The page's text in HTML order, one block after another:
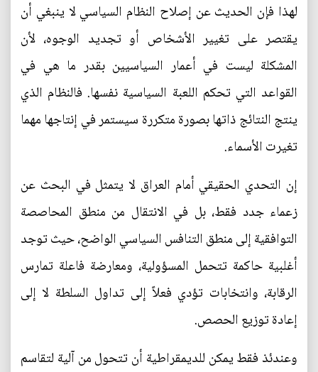
لهذا فإن الحديث عن إصلاح النظام السياسي لا ينبغي أن
يقتصر على تغيير الأشخاص أو تجديد الوجوه، لأن
المشكلة ليست في أعمار السياسيين بقدر ما هي في
القواعد التي تحكم اللعبة السياسية نفسها. فالنظام الذي
ينتج النتائج ذاتها بصورة متكررة سيستمر في إنتاجها مهما
تغيرت الأسماء.
إن التحدي الحقيقي أمام العراق لا يتمثل في البحث عن
زعماء جدد فقط، بل في الانتقال من منطق المحاصصة
التوافقية إلى منطق التنافس السياسي الواضح، حيث توجد
أغلبية حاكمة تتحمل المسؤولية، ومعارضة فاعلة تمارس
الرقابة، وانتخابات تؤدي فعلاً إلى تداول السلطة لا إلى
إعادة توزيع الحصص.
وعندئذ فقط يمكن للديمقراطية أن تتحول من آلية لتقاسم